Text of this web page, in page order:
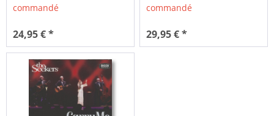
commandé
24,95 € *
commandé
29,95 € *